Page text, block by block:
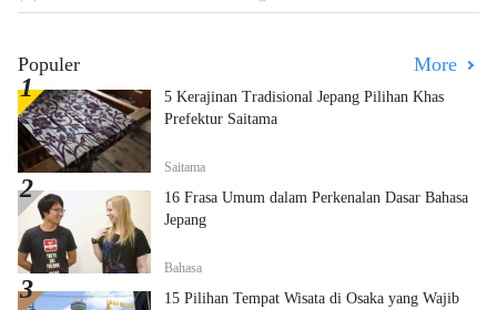
Populer More
5 Kerajinan Tradisional Jepang Pilihan Khas
Prefektur Saitama
Saitama
16 Frasa Umum dalam Perkenalan Dasar Bahasa
Jepang
Bahasa
15 Pilihan Tempat Wisata di Osaka yang Wajib